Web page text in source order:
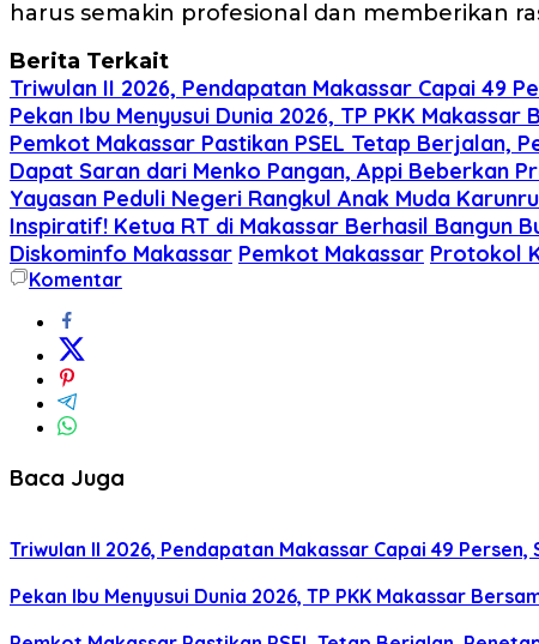
harus semakin profesional dan memberikan
Berita Terkait
Triwulan II 2026, Pendapatan Makassar Capai 49
Pekan Ibu Menyusui Dunia 2026, TP PKK
Pemkot Makassar Pastikan PSEL Tetap Berjalan,
Dapat Saran dari Menko Pangan, Appi Beberkan
Yayasan Peduli Negeri Rangkul Anak Muda
Inspiratif! Ketua RT di Makassar Berhasil Bangun
Diskominfo Makassar Pemkot Makassar Protokol
Komentar
Baca Juga
Triwulan II 2026, Pendapatan Makassar Capai 49 Persen,
Pekan Ibu Menyusui Dunia 2026, TP PKK Makassar